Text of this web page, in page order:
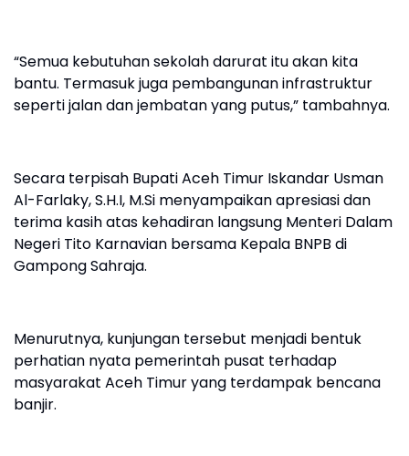
“Semua kebutuhan sekolah darurat itu akan kita
bantu. Termasuk juga pembangunan infrastruktur
seperti jalan dan jembatan yang putus,” tambahnya.
Secara terpisah Bupati Aceh Timur Iskandar Usman
Al-Farlaky, S.H.I, M.Si menyampaikan apresiasi dan
terima kasih atas kehadiran langsung Menteri Dalam
Negeri Tito Karnavian bersama Kepala BNPB di
Gampong Sahraja.
Menurutnya, kunjungan tersebut menjadi bentuk
perhatian nyata pemerintah pusat terhadap
masyarakat Aceh Timur yang terdampak bencana
banjir.